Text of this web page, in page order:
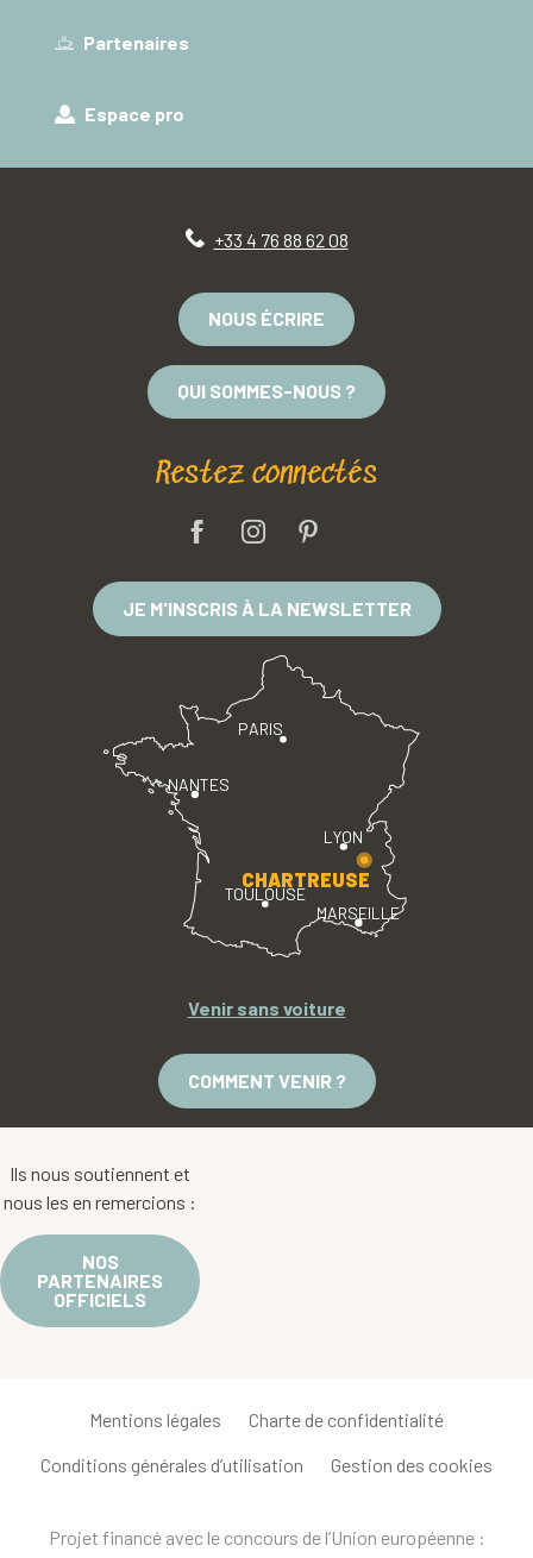
Partenaires
Espace pro
+33 4 76 88 62 08
NOUS ÉCRIRE
QUI SOMMES-NOUS ?
Restez connectés
JE M'INSCRIS À LA NEWSLETTER
PARIS
LYON
TOULOUSE
MARSEILLE
NANTES
CHARTREUSE
Venir sans voiture
COMMENT VENIR ?
Ils nous soutiennent et
nous les en remercions :
NOS
PARTENAIRES
OFFICIELS
Mentions légales Charte de confidentialité
Conditions générales d’utilisation Gestion des cookies
Projet financé avec le concours de l’Union européenne :